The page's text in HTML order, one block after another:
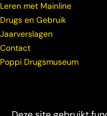
Leren met Mainline
Drugs en Gebruik
Jaarverslagen
Contact
Poppi Drugsmuseum